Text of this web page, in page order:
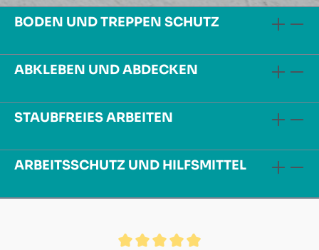
BODEN UND TREPPEN SCHUTZ
ABKLEBEN UND ABDECKEN
STAUBFREIES ARBEITEN
ARBEITSSCHUTZ UND HILFSMITTEL